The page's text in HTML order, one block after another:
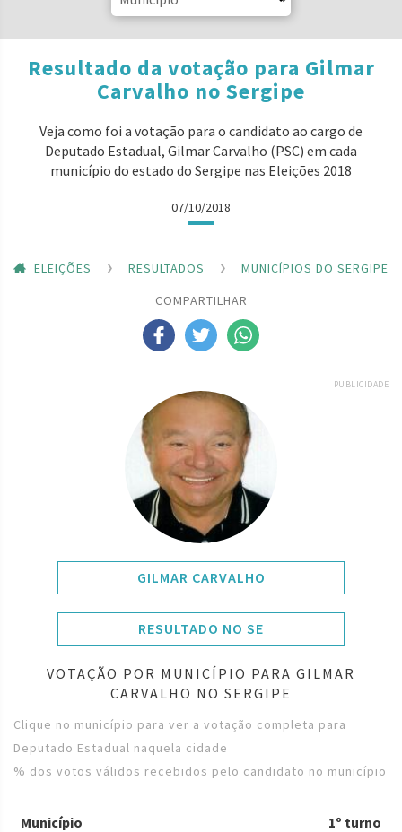
Resultado da votação para Gilmar
Carvalho no Sergipe
Veja como foi a votação para o candidato ao cargo de
Deputado Estadual, Gilmar Carvalho (PSC) em cada
município do estado do Sergipe nas Eleições 2018
07/10/2018
ELEIÇÕES RESULTADOS
MUNICÍPIOS DO SERGIPE
COMPARTILHAR
PUBLICIDADE
GILMAR CARVALHO
RESULTADO NO SE
VOTAÇÃO POR MUNICÍPIO PARA GILMAR
CARVALHO NO SERGIPE
Clique no município para ver a votação completa para
Deputado Estadual naquela cidade
% dos votos válidos recebidos pelo candidato no município
Município 1º turno